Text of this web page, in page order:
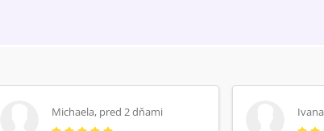
Michaela, pred 2 dňami Ivana